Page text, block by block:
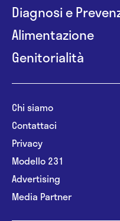
Diagnosi e
Alimentazione
Genitorialità
Chi siamo
Contattaci
Privacy
Modello 231
Advertising
Media Partner